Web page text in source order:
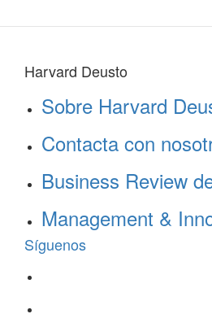
Harvard Deusto
Sobre Harvard
Contacta con
Business Review
Management &
Síguenos